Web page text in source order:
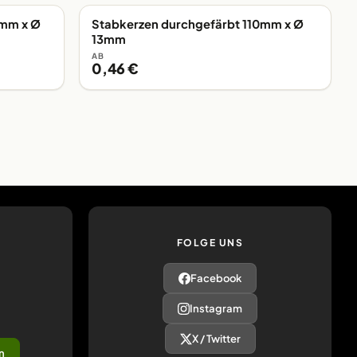
x Ø
AB LAGER
Stabkerzen durchgefärbt 110mm x Ø
13mm
AB
0,46 €
FOLGE UNS
Facebook
Instagram
X / Twitter